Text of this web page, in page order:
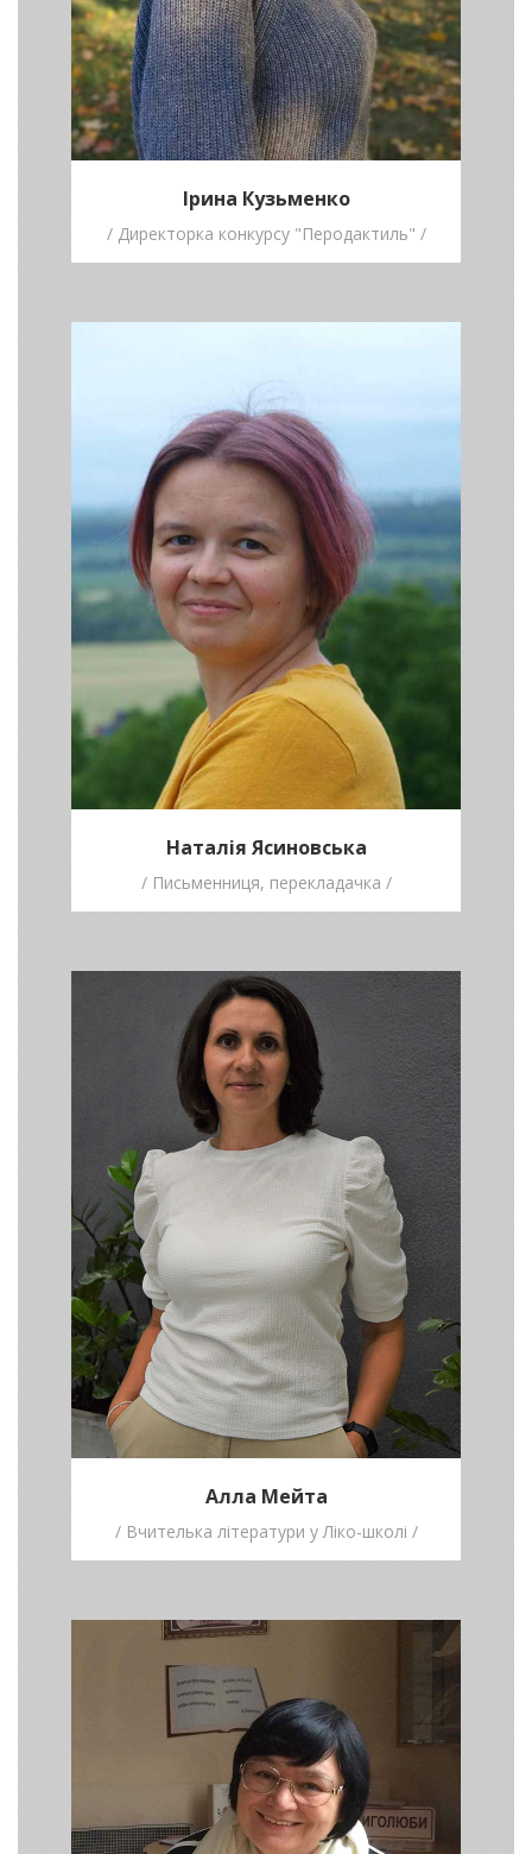
Ірина Кузьменко
/ Директорка конкурсу "Перодактиль" /
Наталія Ясиновська
/ Письменниця, перекладачка /
Ясиновська
/ Письменниця,
перекладачка /
Творчість - це дрібка натхнення й
наполеглива праця.
Алла Мейта
/ Вчителька літератури у Ліко-школі /
Алла Мейта
/ Вчителька
літератури у Ліко-
школі /
Конкурс - то лакмус, що проявиться
можливістю творити і ділитися
враженнями.
Леся Воронина
/ Письменниця,
перекладачка,
журналістка /